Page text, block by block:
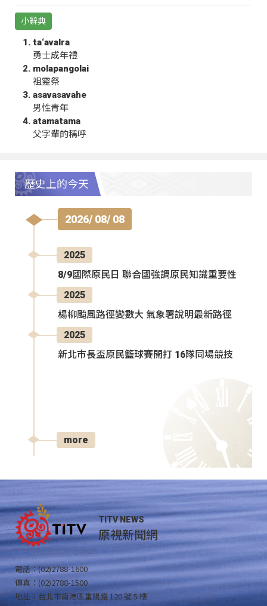
小辭典
ta‘avalra
勇士成年禮
molapangolai
祖靈祭
asavasavahe
男性青年
atamatama
父字輩的稱呼
歷史上的今天
2026/ 08/ 08
2025
8/9國際原民日 聯合國強調原民知識重要性
2025
楊柳颱風路徑變數大 氣象署說明最新路徑
2025
新北市長盃原民籃球賽開打 16隊同場競技
more
TITV NEWS
原視新聞網
電話：(02)2788-1600
傳真：(02)2788-1500
地址：台北市南港區重陽路 120 號 5 樓